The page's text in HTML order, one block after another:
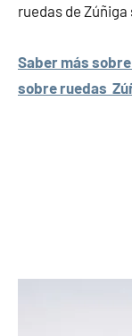
ruedas de
Saber más
sobre ruedas